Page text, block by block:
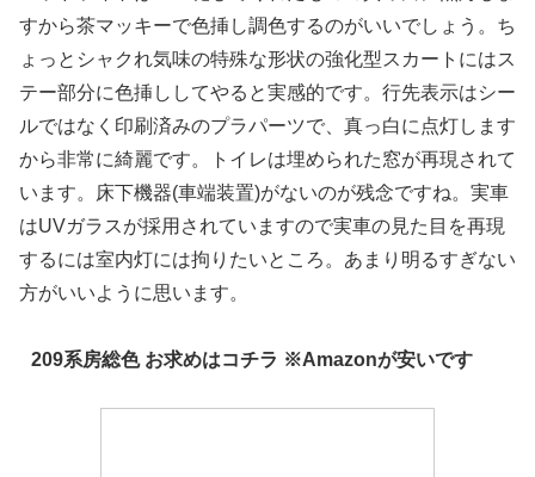
すから茶マッキーで色挿し調色するのがいいでしょう。ち
ょっとシャクれ気味の特殊な形状の強化型スカートにはス
テー部分に色挿ししてやると実感的です。行先表示はシー
ルではなく印刷済みのプラパーツで、真っ白に点灯します
から非常に綺麗です。トイレは埋められた窓が再現されて
います。床下機器(車端装置)がないのが残念ですね。実車
はUVガラスが採用されていますので実車の見た目を再現
するには室内灯には拘りたいところ。あまり明るすぎない
方がいいように思います。
209系房総色 お求めはコチラ ※Amazonが安いです